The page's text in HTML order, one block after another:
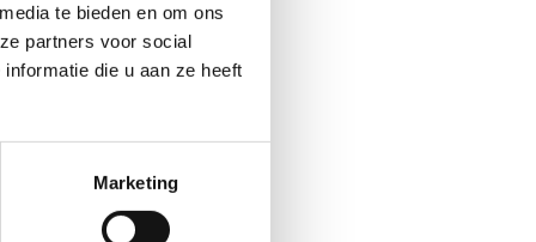
te bieden en om ons
partners voor social
die u aan ze heeft
Marketing
leuke
dirt park